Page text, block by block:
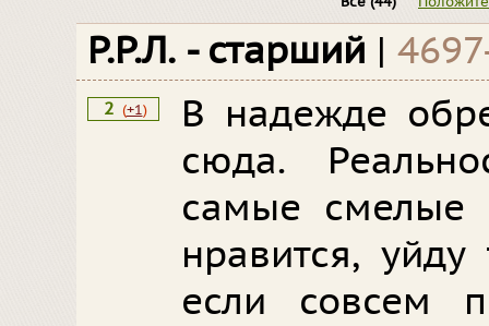
Р.Р.Л. - старший |
2 (+1)
В надежде
сюда.
самые смелые
нравится,
если совсем